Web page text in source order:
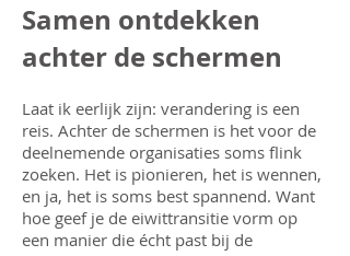
Samen ontdekken
achter de schermen
Laat ik eerlijk zijn: verandering is een
reis. Achter de schermen is het voor de
deelnemende organisaties soms flink
zoeken. Het is pionieren, het is wennen,
en ja, het is soms best spannend. Want
hoe geef je de eiwittransitie vorm op
een manier die écht past bij de